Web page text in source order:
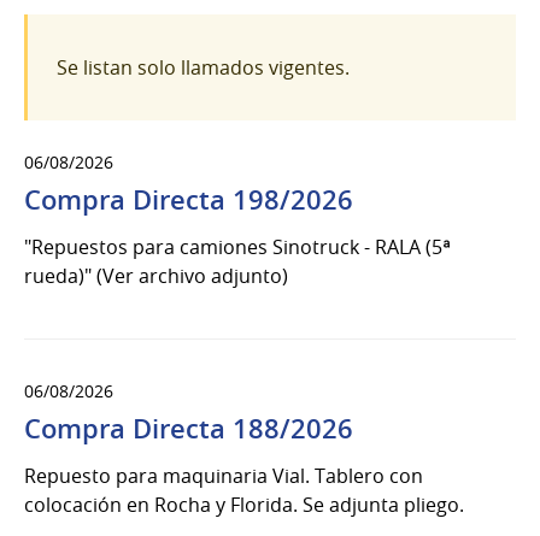
Se listan solo llamados vigentes.
06/08/2026
Compra Directa 198/2026
"Repuestos para camiones Sinotruck - RALA (5ª
rueda)" (Ver archivo adjunto)
06/08/2026
Compra Directa 188/2026
Repuesto para maquinaria Vial. Tablero con
colocación en Rocha y Florida. Se adjunta pliego.